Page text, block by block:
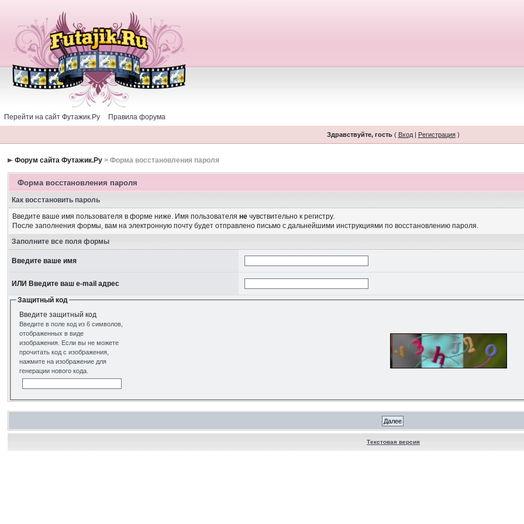
Перейти на сайт Футажик.Ру Правила форума
Здравствуйте, гость( Вход| Регистрация)
Форум сайта Футажик.Ру > Форма восстановления пароля
Форма восстановления пароля
Как восстановить пароль
Введите ваше имя пользователя в форме ниже. Имя пользователяне чувствительно к регистру.
После заполнения формы, вам на электронную почту будет отправлено письмо с дальнейшими инструкциями по восстановлению пароля.
Заполните все поля формы
Введите ваше имя
ИЛИ Введите ваш e-mail адрес
Защитный код
Введите защитный код
Введите в поле код из 6 символов,
отображенных в виде
изображения. Если вы не можете
прочитать код с изображения,
нажмите на изображение для
генерации нового кода.
Текстовая версия